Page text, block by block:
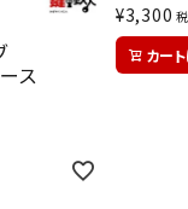
ス
¥3,300
カー